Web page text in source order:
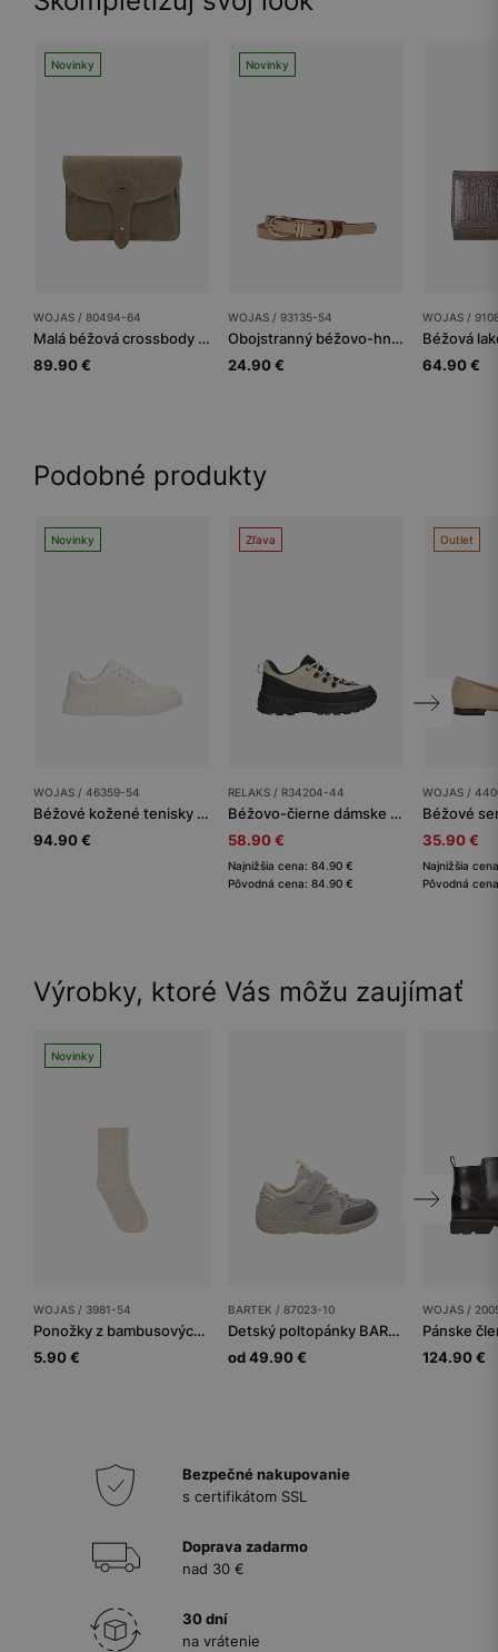
Novinky
WOJAS / 80494-64
Malá béžová crossbody kabelka zo štiepenky
89.90 €
Novinky
WOJAS / 93135-54
Obojstranný béžovo-hnedý dámsky kožený opasok
24.90 €
WOJAS /
64.90 €
Podobné produkty
Novinky
WOJAS / 46359-54
Béžové kožené tenisky s drážkovanou podrážkou
94.90 €
Zľava
RELAKS / R34204-44
Béžovo-čierne dámske trekkingové poltopánky RELAKS s membránou nano-TEX™
58.90 €
Najnižšia cena: 84.90 €
Pôvodná cena: 84.90 €
Outlet
WOJAS /
35.90 €
Najnižšia
Pôvodná
Výrobky, ktoré Vás môžu zaujímať
Novinky
WOJAS / 3981-54
Ponožky z bambusových vlákien
5.90 €
BARTEK / 87023-10
Detský poltopánky BARTEK
od 49.90 €
WOJAS /
Pánske
124.90 €
Bezpečné nakupovanie
s certifikátom SSL
Doprava zadarmo
nad 30 €
30 dní
na vrátenie